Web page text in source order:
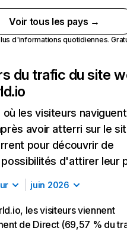
Voir tous les pays →
d'informations quotidiennes.
du trafic du site
où les visiteurs naviguent
avoir atterri sur le
pour découvrir de
d'attirer leur
juin 2026
les visiteurs viennent
de Direct (69,57 % du